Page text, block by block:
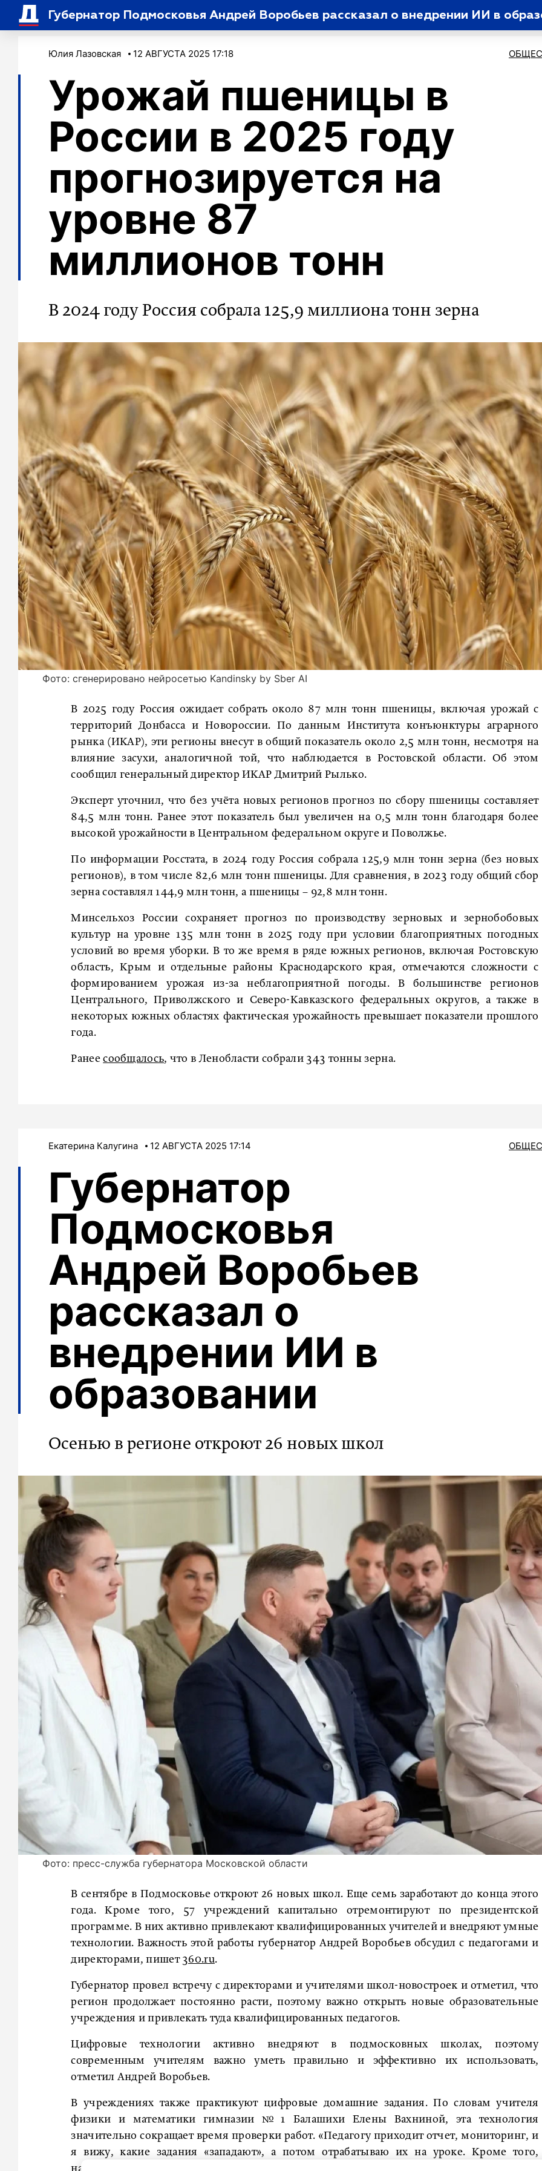
Губернатор Подмосковья Андрей Воробьев рассказал о внедрении ИИ в
Юлия Лазовская 12 АВГУСТА 2025 17:18
Урожай пшеницы в
России в 2025 году
прогнозируется на
уровне 87
миллионов тонн
В 2024 году Россия собрала 125,9 миллиона тонн зерна
Фото: сгенерировано нейросетью Kandinsky by Sber AI
В 2025 году Россия ожидает собрать около 87 млн тонн пшеницы, включая урожай с
территорий Донбасса и Новороссии. По данным Института конъюнктуры аграрного
рынка (ИКАР), эти регионы внесут в общий показатель около 2,5 млн тонн, несмотря на
влияние засухи, аналогичной той, что наблюдается в Ростовской области. Об этом
сообщил генеральный директор ИКАР Дмитрий Рылько.
Эксперт уточнил, что без учёта новых регионов прогноз по сбору пшеницы составляет
84,5 млн тонн. Ранее этот показатель был увеличен на 0,5 млн тонн благодаря более
высокой урожайности в Центральном федеральном округе и Поволжье.
По информации Росстата, в 2024 году Россия собрала 125,9 млн тонн зерна (без новых
регионов), в том числе 82,6 млн тонн пшеницы. Для сравнения, в 2023 году общий сбор
зерна составлял 144,9 млн тонн, а пшеницы – 92,8 млн тонн.
Минсельхоз России сохраняет прогноз по производству зерновых и зернобобовых
культур на уровне 135 млн тонн в 2025 году при условии благоприятных погодных
условий во время уборки. В то же время в ряде южных регионов, включая Ростовскую
область, Крым и отдельные районы Краснодарского края, отмечаются сложности с
формированием урожая из-за неблагоприятной погоды. В большинстве регионов
Центрального, Приволжского и Северо-Кавказского федеральных округов, а также в
некоторых южных областях фактическая урожайность превышает показатели прошлого
года.
Ранеесообщалось, что в Ленобласти собрали 343 тонны зерна.
Екатерина Калугина 12 АВГУСТА 2025 17:14
Губернатор
Подмосковья
Андрей Воробьев
рассказал о
внедрении ИИ в
образовании
Осенью в регионе откроют 26 новых школ
Фото: пресс-служба губернатора Московской области
В сентябре в Подмосковье откроют 26 новых школ. Еще семь заработают до конца этого
года. Кроме того, 57 учреждений капитально отремонтируют по президентской
программе. В них активно привлекают квалифицированных учителей и внедряют умные
технологии. Важность этой работы губернатор Андрей Воробьев обсудил с педагогами и
директорами, пишет 360.ru.
Губернатор провел встречу с директорами и учителями школ-новостроек и отметил, что
регион продолжает постоянно расти, поэтому важно открыть новые образовательные
учреждения и привлекать туда квалифицированных педагогов.
Цифровые технологии активно внедряют в подмосковных школах, поэтому
современным учителям важно уметь правильно и эффективно их использовать,
отметил Андрей Воробьев.
В учреждениях также практикуют цифровые домашние задания. По словам учителя
физики и математики гимназии № 1 Балашихи Елены Вахниной, эта технология
значительно сокращает время проверки работ. «Педагогу приходит отчет, мониторинг, и
я вижу, какие задания «западают», а потом отрабатываю их на уроке. Кроме того,
например, что касается физики, дети дома могут самостоятельно проводить какие-то